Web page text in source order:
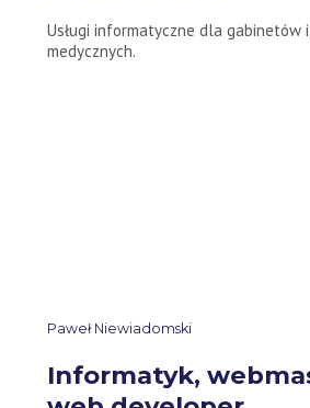
Usługi informatyczne dla gabinetów
medycznych.
Paweł Niewiadomski
Informatyk,